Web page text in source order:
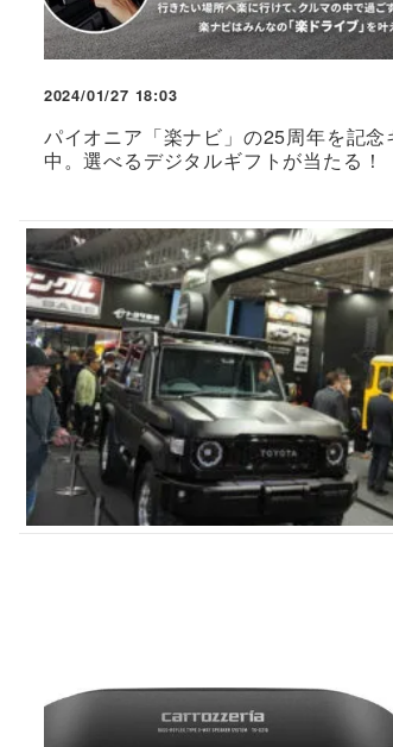
2024/01/27 18:03
パイオニア「楽ナビ」の25周年を記
中。選べるデジタルギフトが当たる！